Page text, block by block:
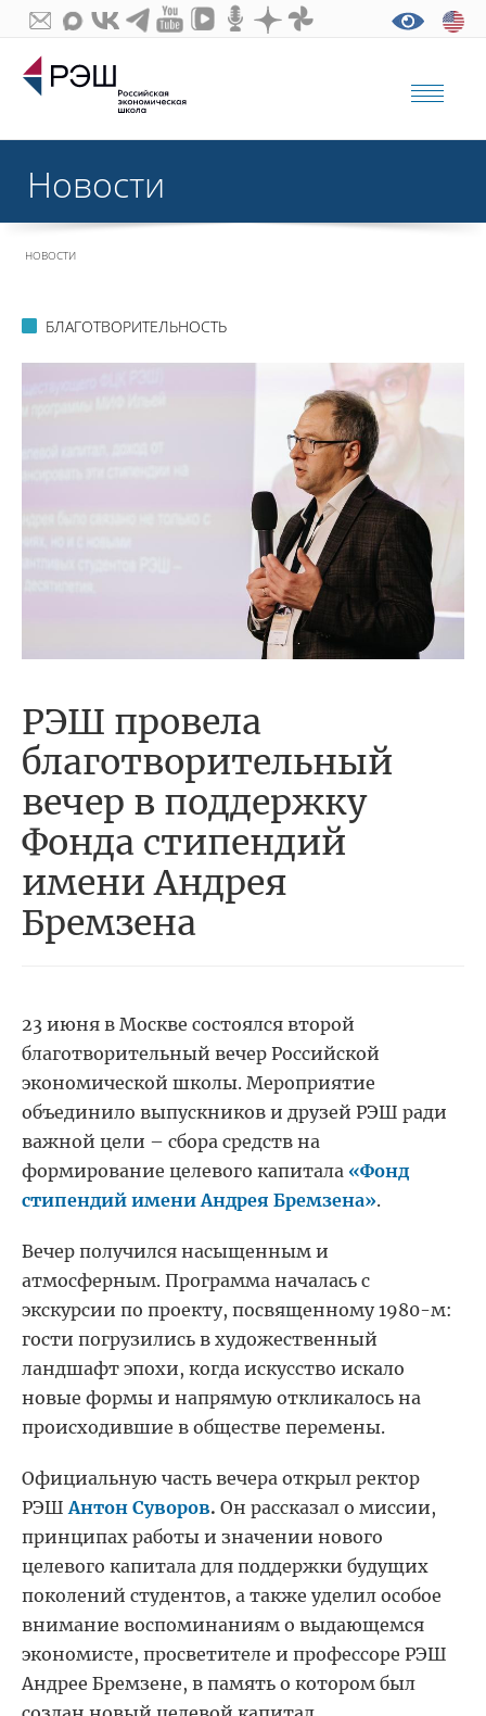
Новости
НОВОСТИ
БЛАГОТВОРИТЕЛЬНОСТЬ
РЭШ провела
благотворительный
вечер в поддержку
Фонда стипендий
имени Андрея
Бремзена
23 июня в Москве состоялся второй
благотворительный вечер Российской
экономической школы. Мероприятие
объединило выпускников и друзей РЭШ ради
важной цели – сбора средств на
формирование целевого капитала «Фонд
стипендий имени Андрея Бремзена».
Вечер получился насыщенным и
атмосферным. Программа началась с
экскурсии по проекту, посвященному 1980-м:
гости погрузились в художественный
ландшафт эпохи, когда искусство искало
новые формы и напрямую откликалось на
происходившие в обществе перемены.
Официальную часть вечера открыл ректор
РЭШАнтон Суворов. Он рассказал о миссии,
принципах работы и значении нового
целевого капитала для поддержки будущих
поколений студентов, а также уделил особое
внимание воспоминаниям о выдающемся
экономисте, просветителе и профессоре РЭШ
Андрее Бремзене, в память о котором был